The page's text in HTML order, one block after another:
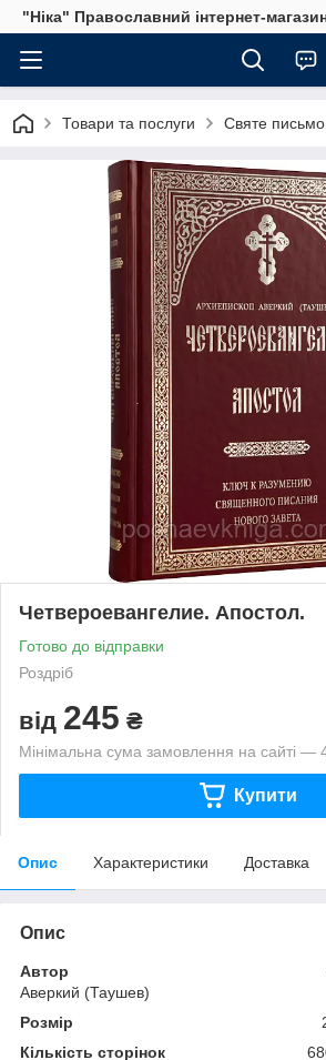
"Ніка" Православний інтернет-
Товари та послуги Святе письмо
Четвероевангелие. Апостол.
Готово до відправки
Роздріб
від 245 ₴
Мінімальна сума замовлення на сайті —
Купити
Опис Характеристики Доставка
Опис
Автор
Аверкий (Таушев)
Розмір
Кількість сторінок
680